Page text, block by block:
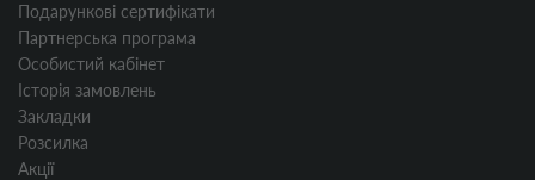
Подарункові сертифікати
Партнерська програма
Особистий кабінет
Історія замовлень
Закладки
Розсилка
Акції